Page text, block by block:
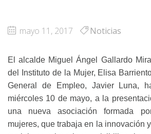
mayo 11, 2017 Noticias
El alcalde Miguel Ángel Gallardo
del Instituto de la Mujer, Elisa
General de Empleo, Javier Luna,
miércoles 10 de mayo, a la
una nueva asociación formada
mujeres, que trabaja en la innovación